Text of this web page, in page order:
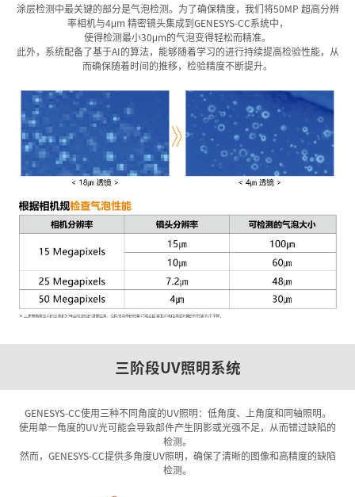
涂层检测中最关键的部分是气泡检测。为了确保精度，我们将50MP 超高分辨
率相机与4μm 精密镜头集成到GENESYS-CC系统中，
使得检测最小30μm的气泡变得轻松而精准。
此外，系统配备了基于AI的算法，能够随着学习的进行持续提高检验性能，从
而确保随着时间的推移，检验精度不断提升。
三阶段UV照明系统
GENESYS-CC使用三种不同角度的UV照明：低角度、上角度和同轴照明。
使用单一角度的UV光可能会导致部件产生阴影或光强不足，从而错过缺陷的
检测。
然而，GENESYS-CC提供多角度UV照明，确保了清晰的图像和高精度的缺陷
检测。